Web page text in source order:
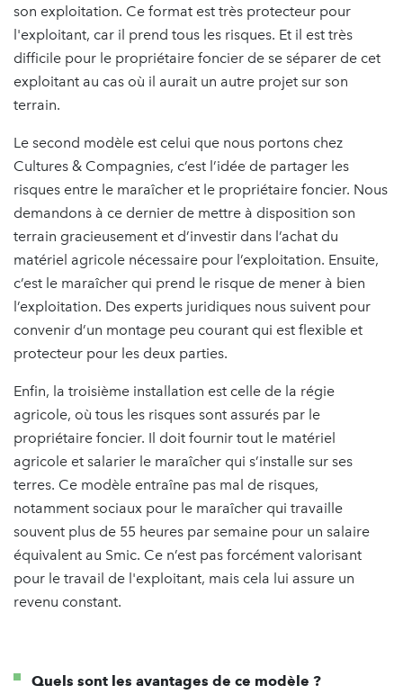
son exploitation. Ce format est très protecteur pour
l'exploitant, car il prend tous les risques. Et il est très
difficile pour le propriétaire foncier de se séparer de cet
exploitant au cas où il aurait un autre projet sur son
terrain.
Le second modèle est celui que nous portons chez
Cultures & Compagnies, c’est l’idée de partager les
risques entre le maraîcher et le propriétaire foncier. Nous
demandons à ce dernier de mettre à disposition son
terrain gracieusement et d’investir dans l’achat du
matériel agricole nécessaire pour l’exploitation. Ensuite,
c’est le maraîcher qui prend le risque de mener à bien
l’exploitation. Des experts juridiques nous suivent pour
convenir d’un montage peu courant qui est flexible et
protecteur pour les deux parties.
Enfin, la troisième installation est celle de la régie
agricole, où tous les risques sont assurés par le
propriétaire foncier. Il doit fournir tout le matériel
agricole et salarier le maraîcher qui s’installe sur ses
terres. Ce modèle entraîne pas mal de risques,
notamment sociaux pour le maraîcher qui travaille
souvent plus de 55 heures par semaine pour un salaire
équivalent au Smic. Ce n’est pas forcément valorisant
pour le travail de l'exploitant, mais cela lui assure un
revenu constant.
Quels sont les avantages de ce modèle ?